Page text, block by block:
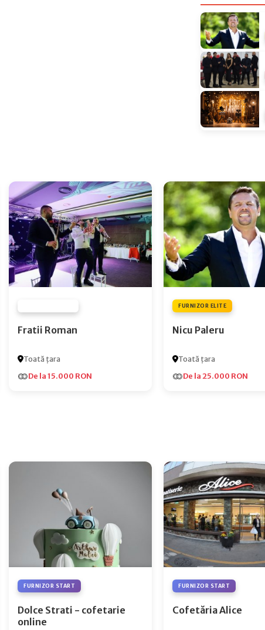
Fratii Roman
Toată țara
De la 15.000 RON
FURNIZOR ELITE
Nicu Paleru
Toată țara
De la 25.000 RON
FURNIZOR START
Dolce Strati - cofetarie
online
FURNIZOR START
Cofetăria Alice